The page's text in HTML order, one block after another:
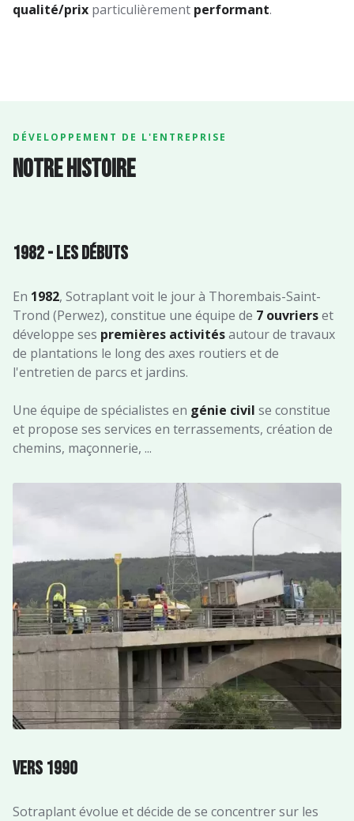
qualité/prix particulièrement performant.
DÉVELOPPEMENT DE L'ENTREPRISE
Notre histoire
1982 - Les débuts
En 1982, Sotraplant voit le jour à Thorembais-Saint-
Trond (Perwez), constitue une équipe de 7 ouvrierset
développe ses premières activitésautour de travaux
de plantations le long des axes routiers et de
l'entretien de parcs et jardins.
Une équipe de spécialistes en génie civil se constitue
et propose ses services en terrassements, création de
chemins, maçonnerie, ...
Vers 1990
Sotraplant évolue et décide de se concentrer sur les